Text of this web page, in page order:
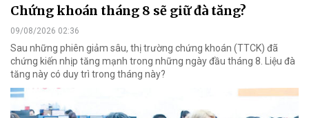
Chứng khoán tháng 8 sẽ giữ đà tăng?
09/08/2026 02:36
Sau những phiên giảm sâu, thị trường chứng khoán (TTCK) đã
chứng kiến nhịp tăng mạnh trong những ngày đầu tháng 8. Liệu đà
tăng này có duy trì trong tháng này?